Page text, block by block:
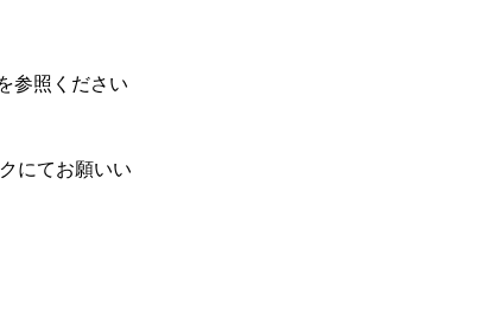
参照ください
にてお願いい